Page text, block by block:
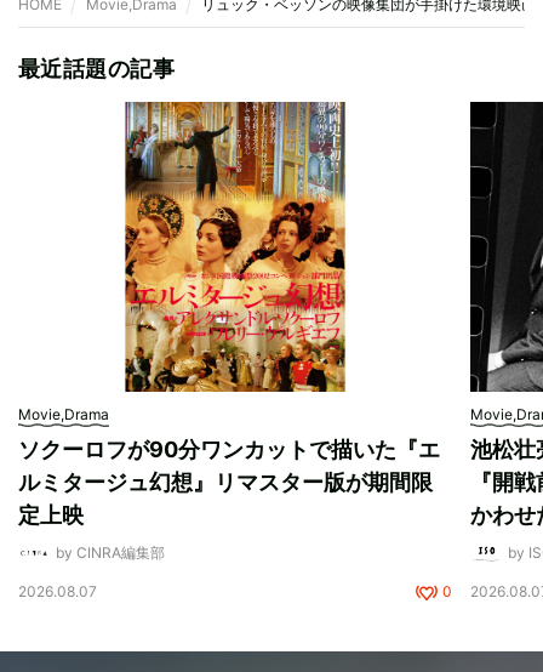
HOME Movie,Drama リュック・ベッソンの映像集団が手掛けた環境映
最近話題の記事
Movie,Drama
ソクーロフが90分ワンカットで描いた『エ
ルミタージュ幻想』リマスター版が期間限
定上映
by CINRA編集部
2026.08.07 0
池松壮
『開
かわせ
by